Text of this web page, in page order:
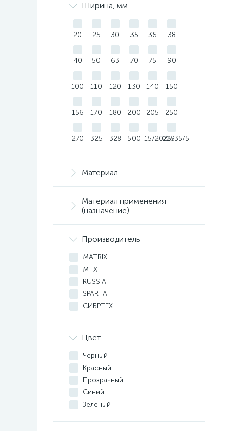
Ширина, мм
20 25 30 35 36 38
40 50 63 70 75 90
100 110 120 130 140 150
156 170 180 200 205 250
270 325 328 500 15/20/2525/35/50
Материал
Материал применения
(назначение)
Производитель
MATRIX
MTX
RUSSIA
SPARTA
СИБРТЕХ
Цвет
Чёрный
Красный
Прозрачный
Синий
Зелёный